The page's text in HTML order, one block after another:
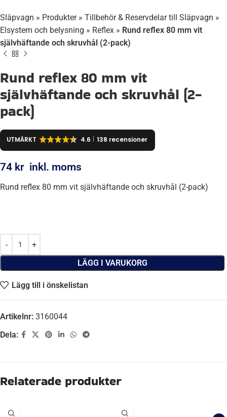
Släpvagn » Produkter» Tillbehör & Reservdelar till Släpvagn »
Elsystem och belysning » Reflex » Rund reflex 80 mm vit
självhäftande och skruvhål (2-pack)
Rund reflex 80 mm vit
självhäftande och skruvhål (2-
pack)
UTMÄRKT 4.6 138 recensioner
74 kr inkl. moms
Rund reflex 80 mm vit självhäftande och skruvhål (2-pack)
LÄGG I VARUKORG
Lägg till i önskelistan
Artikelnr: 3160044
Dela:
Beskrivning